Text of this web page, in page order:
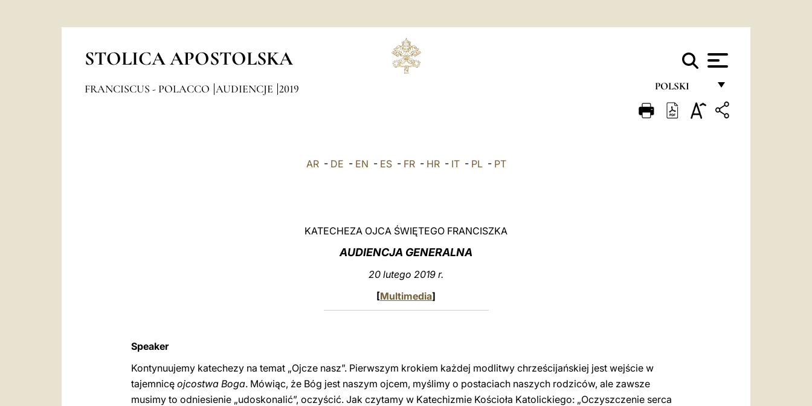
STOLICA APOSTOLSKA
POLSKI
FRANÇAIS
FRANCISCUS - POLACCO AUDIENCJE 2019
AR- DE - EN - ES- FR- HR- IT- PL- PT
KATECHEZA OJCA ŚWIĘTEGO FRANCISZKA
AUDIENCJA GENERALNA
20 lutego 2019 r.
[Multimedia]
Speaker
Kontynuujemy katechezy na temat „Ojcze nasz”. Pierwszym krokiem każdej modlitwy chrześcijańskiej jest wejście w
tajemnicę ojcostwa Boga. Mówiąc, że Bóg jest naszym ojcem, myślimy o postaciach naszych rodziców, ale zawsze
musimy to odniesienie „udoskonalić”, oczyścić. Jak czytamy w Katechizmie Kościoła Katolickiego: „Oczyszczenie serca